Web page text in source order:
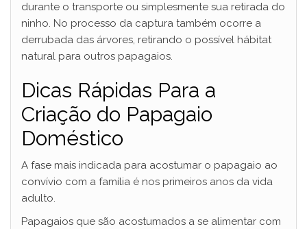
durante o transporte ou simplesmente sua retirada do
ninho. No processo da captura também ocorre a
derrubada das árvores, retirando o possível hábitat
natural para outros papagaios.
Dicas Rápidas Para a
Criação do Papagaio
Doméstico
A fase mais indicada para acostumar o papagaio ao
convívio com a família é nos primeiros anos da vida
adulto.
Papagaios que são acostumados a se alimentar com